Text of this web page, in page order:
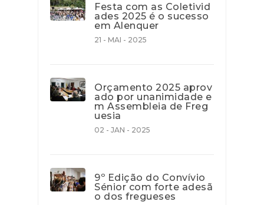
Festa com as Coletivid
ades 2025 é o sucesso
em Alenquer
21 - MAI - 2025
Orçamento 2025 aprov
ado por unanimidade e
m Assembleia de Freg
uesia
02 - JAN - 2025
9º Edição do Convívio
Sénior com forte adesã
o dos fregueses